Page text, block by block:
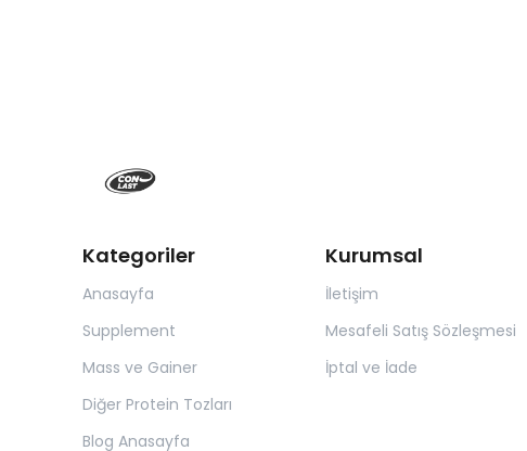
Kategoriler
Anasayfa
Supplement
Mass ve Gainer
Diğer Protein Tozları
Blog Anasayfa
Kurumsal
İletişim
Mesafeli Satış Sözleşmesi
İptal ve İade